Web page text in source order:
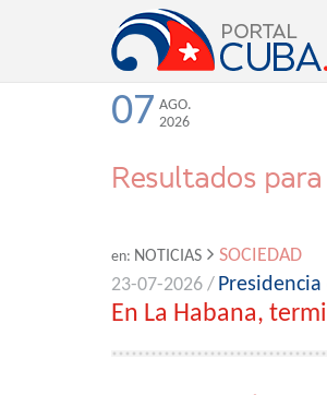
07 AGO.
2026
Resultados
en: NOTICIAS
SOCIEDAD
23-07-2026 /
En La Habana,